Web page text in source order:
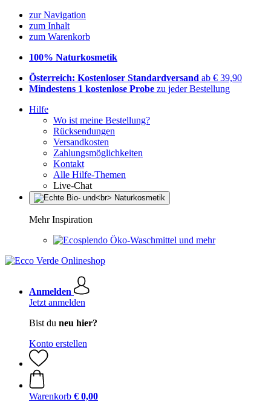
zur Navigation
zum Inhalt
zum Warenkorb
100% Naturkosmetik
Österreich: Kostenloser Standardversand ab € 39,90
Mindestens 1 kostenlose Probe zu jeder Bestellung
Hilfe
Wo ist meine Bestellung?
Rücksendungen
Versandkosten
Zahlungsmöglichkeiten
Kontakt
Alle Hilfe-Themen
Live-Chat
Mehr Inspiration
Öko-Waschmittel und mehr
Anmelden
Jetzt anmelden
Bist du neu hier?
Konto erstellen
Warenkorb € 0,00